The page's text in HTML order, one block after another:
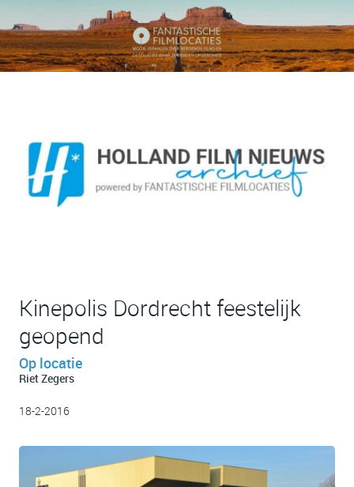
Kinepolis Dordrecht feestelijk
geopend
Op locatie
Riet Zegers
18-2-2016